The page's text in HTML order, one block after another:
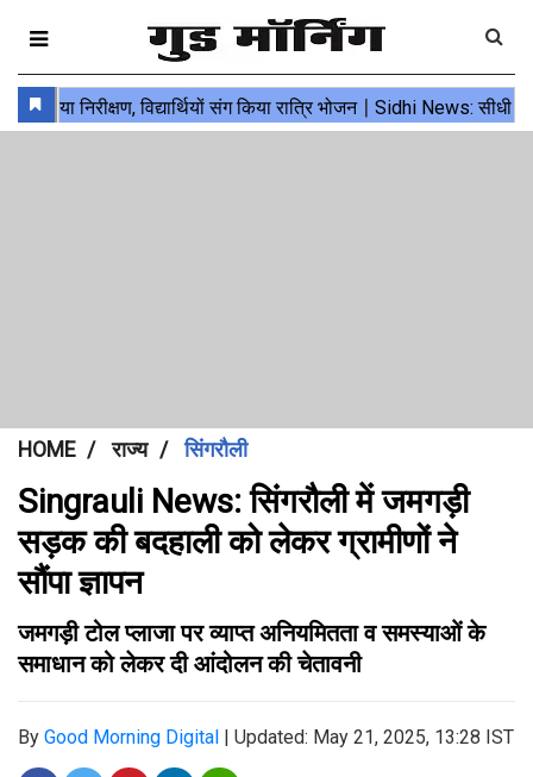
HOME राज्य सिंगरौली
Singrauli News: सिंगरौली में जमगड़ी
सड़क की बदहाली को लेकर ग्रामीणों ने
सौंपा ज्ञापन
जमगड़ी टोल प्लाजा पर व्याप्त अनियमितता व समस्याओं के
समाधान को लेकर दी आंदोलन की चेतावनी
By Good Morning Digital | Updated: May 21, 2025, 13:28 IST